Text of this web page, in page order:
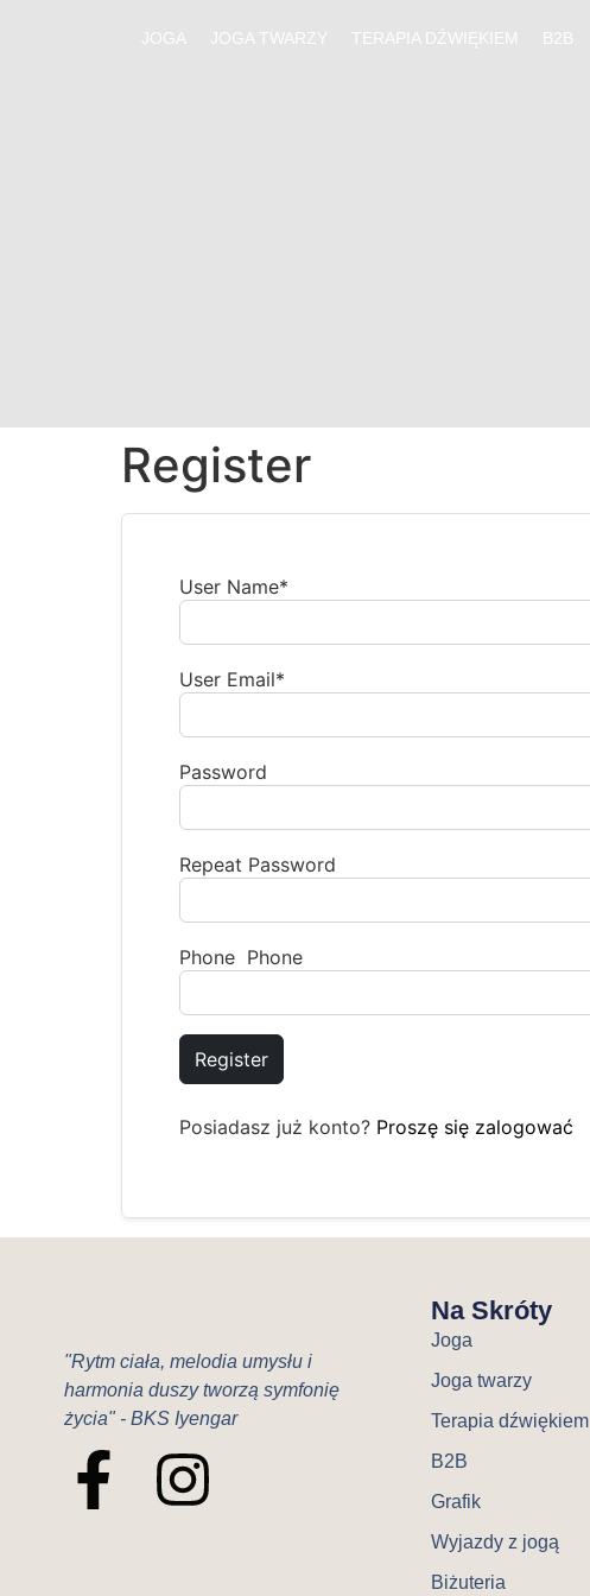
JOGA JOGA TWARZY TERAPIA DŹWIĘKIEM B2B
Register
User Name*
User Email*
Password
Repeat Password
Phone Phone
Register
Posiadasz już konto? Proszę się zalogować
"Rytm ciała, melodia umysłu i
harmonia duszy tworzą symfonię
życia" - BKS Iyengar
Na Skróty
Joga
Joga twarzy
Terapia dźwiękiem
B2B
Grafik
Wyjazdy z jogą
Biżuteria